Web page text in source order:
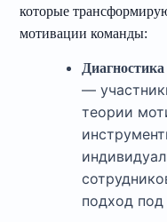
которые
мотивации команды:
—
теории
подход